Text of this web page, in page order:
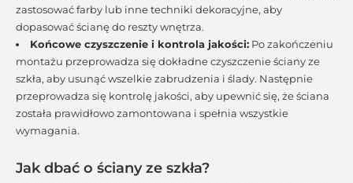
zastosować farby lub inne techniki dekoracyjne, aby
dopasować ścianę do reszty wnętrza.
Końcowe czyszczenie i kontrola jakości:Po zakończeniu
montażu przeprowadza się dokładne czyszczenie ściany ze
szkła, aby usunąć wszelkie zabrudzenia i ślady. Następnie
przeprowadza się kontrolę jakości, aby upewnić się, że ściana
została prawidłowo zamontowana i spełnia wszystkie
wymagania.
Jak dbać o ściany ze szkła?